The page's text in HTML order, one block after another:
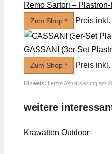
Remo Sartori –
Zum Shop * Preis
GASSANI (3er-Set
Zum Shop * Preis
Hinweis: Letzte Aktualisierung am
weitere
Krawatten Outdoor